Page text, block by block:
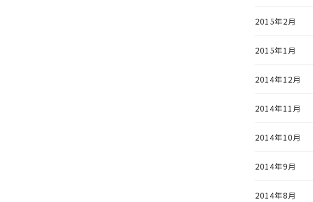
2015年2月
2015年1月
2014年12月
2014年11月
2014年10月
2014年9月
2014年8月